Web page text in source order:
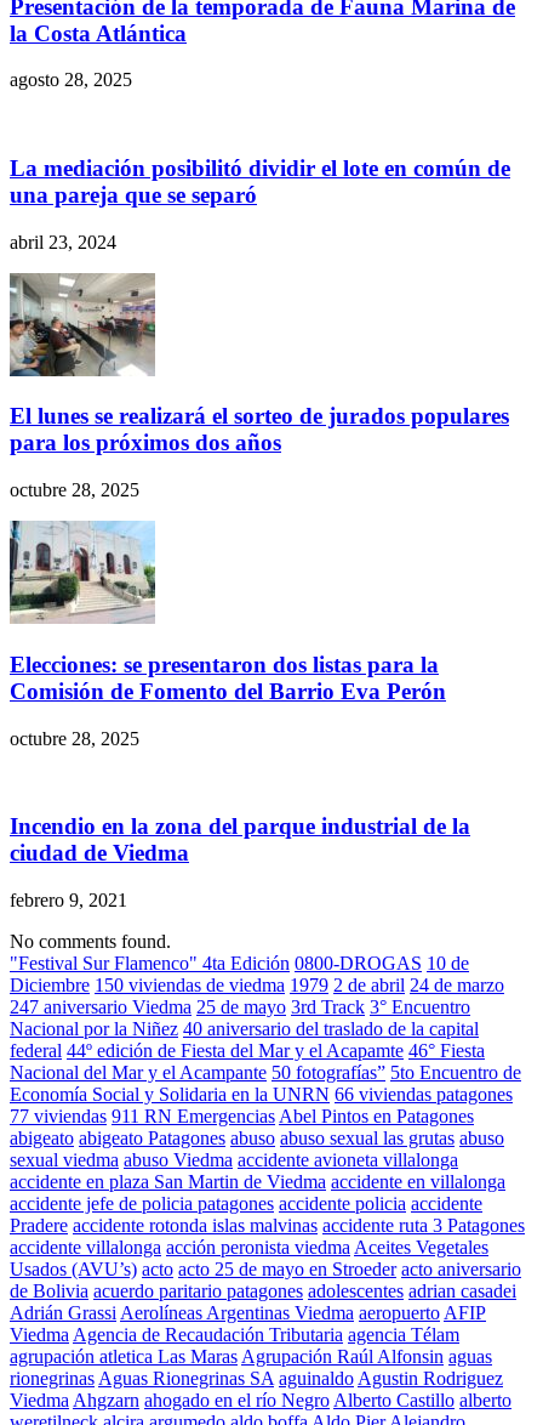
Presentación de la temporada de Fauna Marina de
la Costa Atlántica
agosto 28, 2025
La mediación posibilitó dividir el lote en común de
una pareja que se separó
abril 23, 2024
El lunes se realizará el sorteo de jurados populares
para los próximos dos años
octubre 28, 2025
Elecciones: se presentaron dos listas para la
Comisión de Fomento del Barrio Eva Perón
octubre 28, 2025
Incendio en la zona del parque industrial de la
ciudad de Viedma
febrero 9, 2021
No comments found.
"Festival Sur Flamenco" 4ta Edición 0800-DROGAS 10 de
Diciembre 150 viviendas de viedma 1979 2 de abril 24 de marzo
247 aniversario Viedma 25 de mayo 3rd Track 3° Encuentro
Nacional por la Niñez 40 aniversario del traslado de la capital
federal 44º edición de Fiesta del Mar y el Acapamte 46° Fiesta
Nacional del Mar y el Acampante 50 fotografías” 5to Encuentro de
Economía Social y Solidaria en la UNRN 66 viviendas patagones
77 viviendas 911 RN Emergencias Abel Pintos en Patagones
abigeato abigeato Patagones abuso abuso sexual las grutas abuso
sexual viedma abuso Viedma accidente avioneta villalonga
accidente en plaza San Martin de Viedma accidente en villalonga
accidente jefe de policia patagones accidente policia accidente
Pradere accidente rotonda islas malvinas accidente ruta 3 Patagones
accidente villalonga acción peronista viedma Aceites Vegetales
Usados (AVU’s) acto acto 25 de mayo en Stroeder acto aniversario
de Bolivia acuerdo paritario patagones adolescentes adrian casadei
Adrián Grassi Aerolíneas Argentinas Viedma aeropuerto AFIP
Viedma Agencia de Recaudación Tributaria agencia Télam
agrupación atletica Las Maras Agrupación Raúl Alfonsin aguas
rionegrinas Aguas Rionegrinas SA aguinaldo Agustin Rodriguez
Viedma Ahgzarn ahogado en el río Negro Alberto Castillo alberto